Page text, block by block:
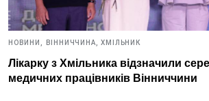
НОВИНИ, ВІННИЧЧИНА, ХМІЛЬНИК
Лікарку з Хмільника відзначили
медичних працівників Вінниччини